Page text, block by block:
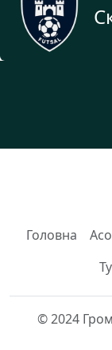
Головна
© 2024